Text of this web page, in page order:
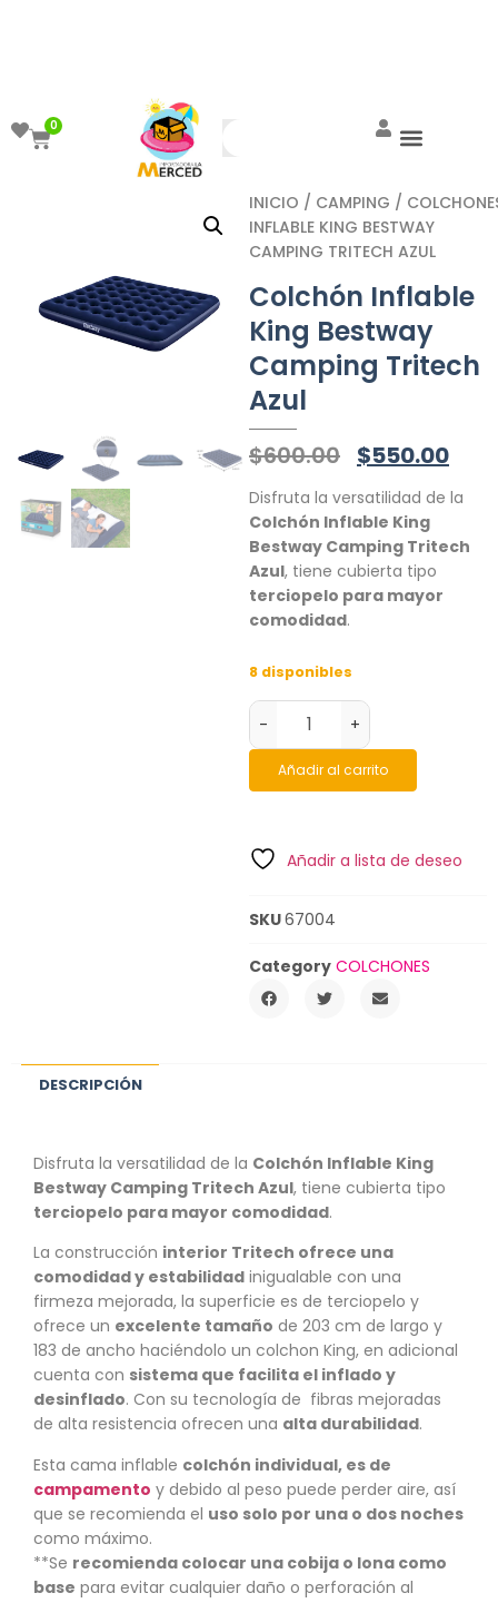
0
INICIO / CAMPING /
INFLABLE KING BESTWAY
CAMPING TRITECH AZUL
Colchón Inflable
King Bestway
Camping Tritech
Azul
$600.00 $550.00
Disfruta la versatilidad de la
Colchón Inflable King
Bestway Camping Tritech
Azul, tiene cubierta tipo
terciopelo para mayor
comodidad.
8 disponibles
- +
Añadir al carrito
Añadir a lista de deseo
SKU67004
Category COLCHONES
DESCRIPCIÓN
Disfruta la versatilidad de la Colchón Inflable King
Bestway Camping Tritech Azul, tiene cubierta tipo
terciopelo para mayor comodidad.
La construcción interior Tritech ofrece una
comodidad y estabilidad inigualable con una
firmeza mejorada, la superficie es de terciopelo y
ofrece un excelente tamaño de 203 cm de largo y
183 de ancho haciéndolo un colchon King, en adicional
cuenta con sistema que facilita el inflado y
desinflado. Con su tecnología de fibras mejoradas
de alta resistencia ofrecen una alta durabilidad.
Esta cama inflable colchón individual, es de
campamento y debido al peso puede perder aire, así
que se recomienda el uso solo por una o dos noches
como máximo.
**Se recomienda colocar una cobija o lona como
base para evitar cualquier daño o perforación al